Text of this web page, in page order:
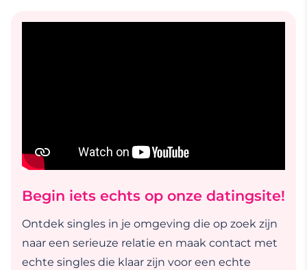
Begin iets echts op onze datingsite!
Ontdek singles in je omgeving die op zoek zijn
naar een serieuze relatie en maak contact met
echte singles die klaar zijn voor een echte